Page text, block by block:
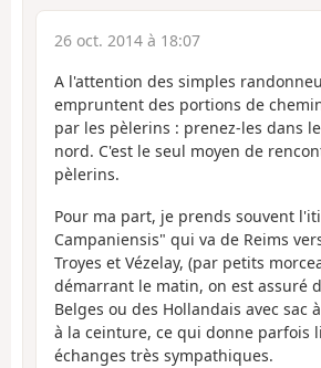
26 oct. 2014 à 18:07
A l'attention des simples
empruntent des portions de
par les pèlerins : prenez-les dans
nord. C'est le seul moyen de
pèlerins.
Pour ma part, je prends souvent
Campaniensis" qui va de Reims
Troyes et Vézelay, (par petits
démarrant le matin, on est assuré
Belges ou des Hollandais avec sac
à la ceinture, ce qui donne parfois
échanges très sympathiques.